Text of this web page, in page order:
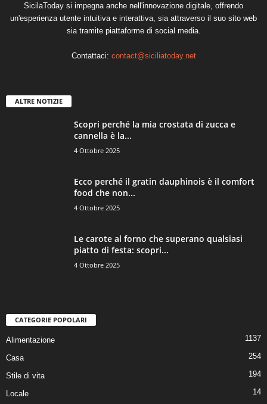
SicilaToday si impegna anche nell'innovazione digitale, offrendo
un'esperienza utente intuitiva e interattiva, sia attraverso il suo sito web
sia tramite piattaforme di social media.
Contattaci: contact@siciliatoday.net
ALTRE NOTIZIE
Scopri perché la mia crostata di zucca e
cannella è la...
4 Ottobre 2025
Ecco perché il gratin dauphinois è il comfort
food che non...
4 Ottobre 2025
Le carote al forno che superano qualsiasi
piatto di festa: scopri...
4 Ottobre 2025
CATEGORIE POPOLARI
Alimentazione 1137
Casa 254
Stile di vita 194
Locale 14